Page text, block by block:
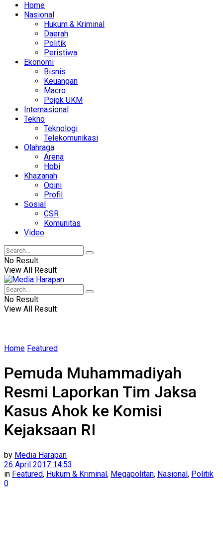
Home
Nasional
Hukum & Kriminal
Daerah
Politik
Peristiwa
Ekonomi
Bisnis
Keuangan
Macro
Pojok UKM
Internasional
Tekno
Teknologi
Telekomunikasi
Olahraga
Arena
Hobi
Khazanah
Opini
Profil
Sosial
CSR
Komunitas
Video
No Result
View All Result
No Result
View All Result
Home Featured
Pemuda Muhammadiyah
Resmi Laporkan Tim Jaksa
Kasus Ahok ke Komisi
Kejaksaan RI
by Media Harapan
26 April 2017 14:53
in Featured, Hukum & Kriminal, Megapolitan, Nasional, Politik
0